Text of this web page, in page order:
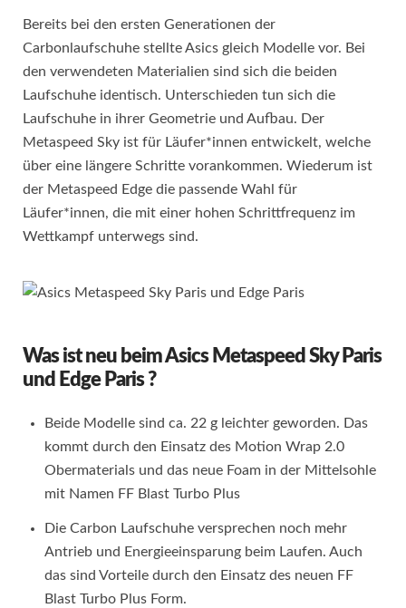
Bereits bei den ersten Generationen der
Carbonlaufschuhe stellte Asics gleich Modelle vor. Bei
den verwendeten Materialien sind sich die beiden
Laufschuhe identisch. Unterschieden tun sich die
Laufschuhe in ihrer Geometrie und Aufbau. Der
Metaspeed Sky ist für Läufer*innen entwickelt, welche
über eine längere Schritte vorankommen. Wiederum ist
der Metaspeed Edge die passende Wahl für
Läufer*innen, die mit einer hohen Schrittfrequenz im
Wettkampf unterwegs sind.
Was ist neu beim Asics Metaspeed Sky Paris
und Edge Paris ?
Beide Modelle sind ca. 22 g leichter geworden. Das
kommt durch den Einsatz des Motion Wrap 2.0
Obermaterials und das neue Foam in der Mittelsohle
mit Namen FF Blast Turbo Plus
Die Carbon Laufschuhe versprechen noch mehr
Antrieb und Energieeinsparung beim Laufen. Auch
das sind Vorteile durch den Einsatz des neuen FF
Blast Turbo Plus Form.